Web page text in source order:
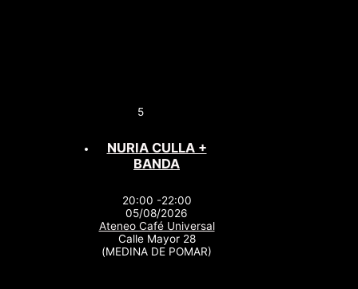
5
NURIA CULLA +
BANDA
20:00 -22:00
05/08/2026
Ateneo Café Universal
Calle Mayor 28
(MEDINA DE POMAR)